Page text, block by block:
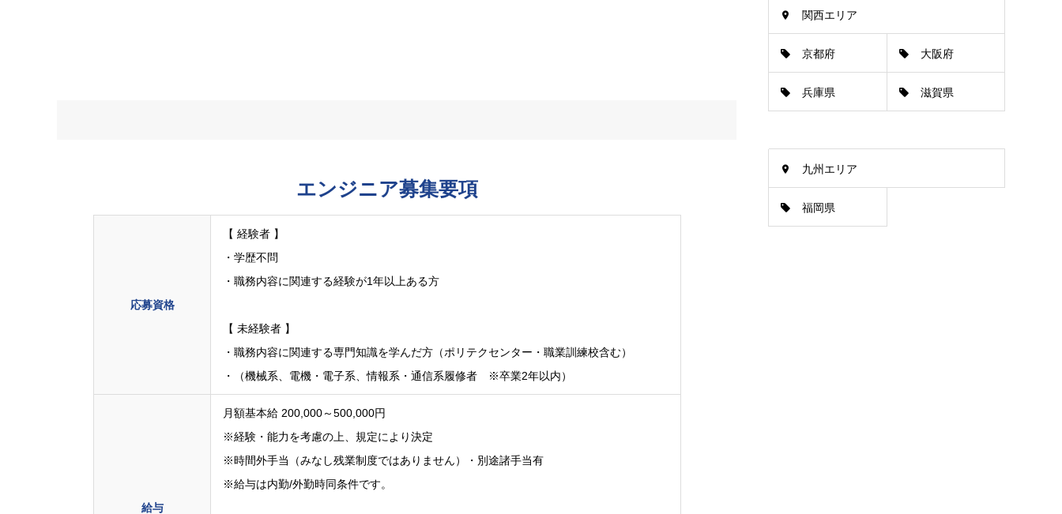
エンジニア募集要項
応募資格
【 経験者 】
・学歴不問
・職務内容に関連する経験が1年以上ある方
【 未経験者 】
・職務内容に関連する専門知識を学んだ方（ポリテクセンター・職業訓練校含む）
・（機械系、電機・電子系、情報系・通信系履修者 ※卒業2年以内）
給与
月額基本給 200,000～500,000円
※経験・能力を考慮の上、規定により決定
※時間外手当（みなし残業制度ではありません）・別途諸手当有
※給与は内勤/外勤時同条件です。
関西エリア
京都府 大阪府
兵庫県 滋賀県
九州エリア
福岡県